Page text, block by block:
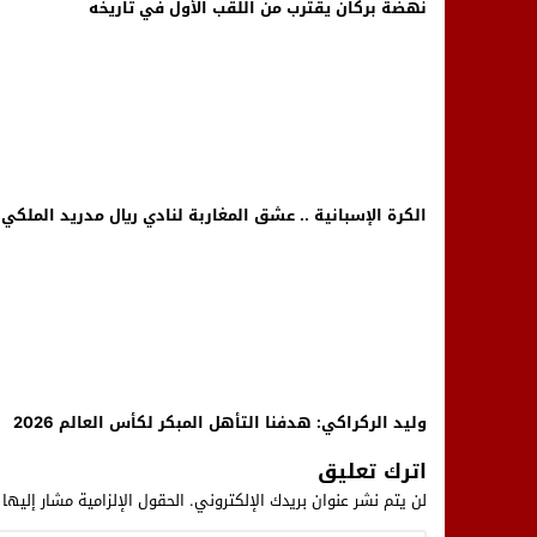
نهضة بركان يقترب من اللقب الأول في تاريخه
الكرة الإسبانية .. عشق المغاربة لنادي ريال مدريد الملكي
وليد الركراكي: هدفنا التأهل المبكر لكأس العالم 2026
اترك تعليق
لن يتم نشر عنوان بريدك الإلكتروني. الحقول الإلزامية مشار